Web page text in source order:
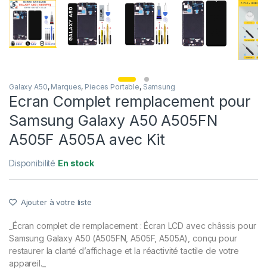
Galaxy A50, Marques, Pieces Portable, Samsung
Ecran Complet remplacement pour
Samsung Galaxy A50 A505FN
A505F A505A avec Kit
Disponibilité En stock
Ajouter à votre liste
_Écran complet de remplacement : Écran LCD avec châssis pour
Samsung Galaxy A50 (A505FN, A505F, A505A), conçu pour
restaurer la clarté d’affichage et la réactivité tactile de votre
appareil._